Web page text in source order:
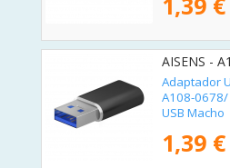
AISENS -
Adaptador
A108-0678/
USB Macho
1,39 €